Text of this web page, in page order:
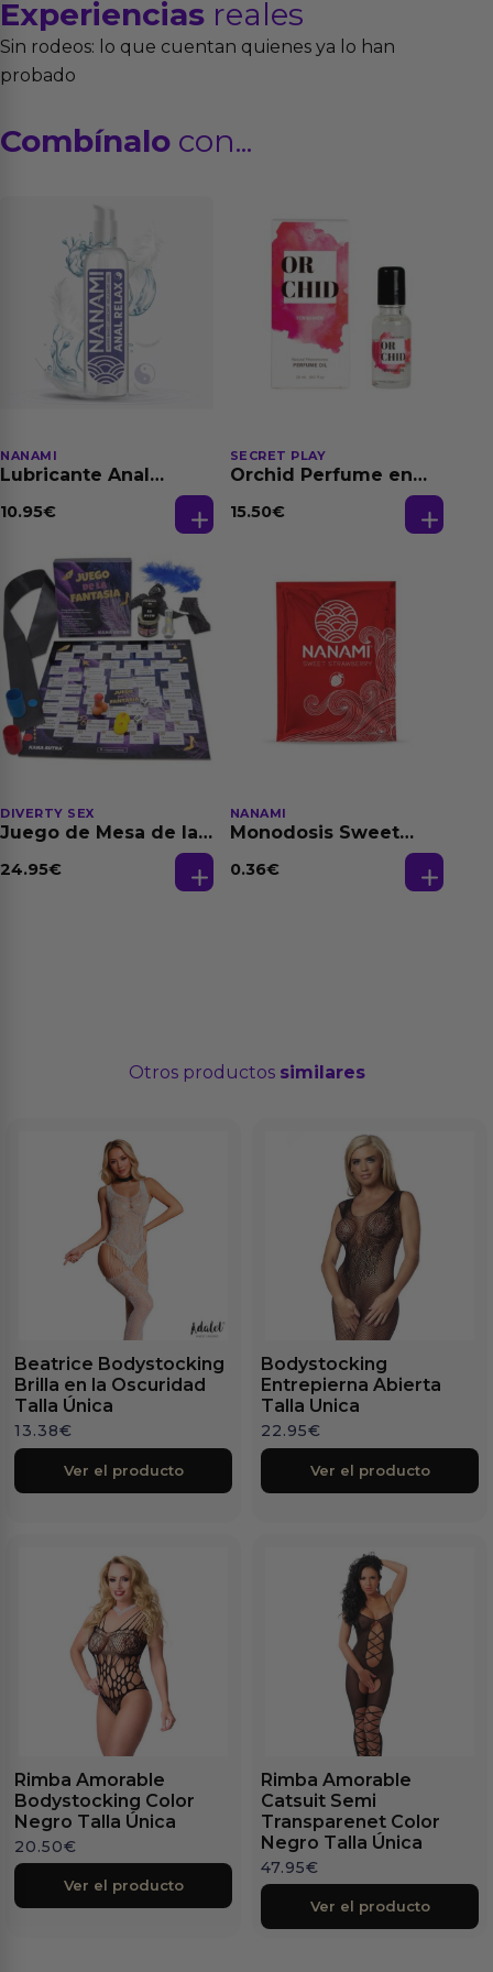
Experiencias reales
Sin rodeos: lo que cuentan quienes ya lo han
probado
Combínalo con...
NANAMI
Lubricante Anal
Dilatación Base Agua
10.95€
SECRET PLAY
Orchid Perfume en
Feromonas 20 ml
15.50€
DIVERTY SEX
Juego de Mesa de las
24.95€
NANAMI
Monodosis Sweet
Base Agua 4 ml
0.36€
Otros productos similares
Beatrice Bodystocking
Brilla en la Oscuridad
Talla Única
13.38€
Ver el producto
Bodystocking
Entrepierna Abierta
Talla Unica
22.95€
Ver el producto
Rimba Amorable
Bodystocking Color
Negro Talla Única
20.50€
Ver el producto
Rimba Amorable
Catsuit Semi
Transparenet Color
Negro Talla Única
47.95€
Ver el producto